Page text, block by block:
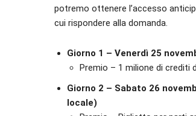
potremo ottenere l’accesso
cui rispondere alla domanda.
Giorno 1 – Venerdì 25
Premio – 1 milione di crediti
Giorno 2 – Sabato 26
locale)